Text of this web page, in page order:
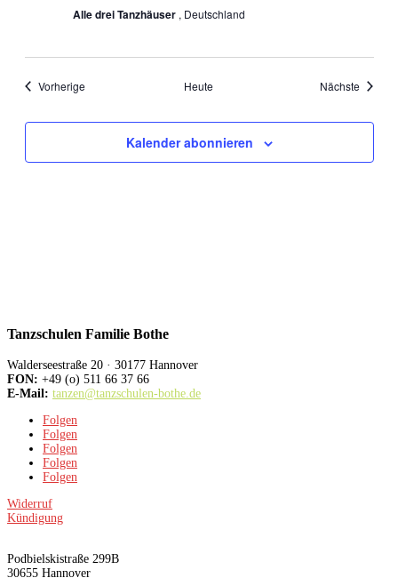
Alle drei Tanzhäuser , Deutschland
VorherigeVeranstaltungen Heute Nächste
Kalender abonnieren
Tanzschulen Familie Bothe
Walderseestraße 20 · 30177 Hannover
FON: +49 (o) 511 66 37 66
E-Mail: tanzen@tanzschulen-bothe.de
Folgen
Folgen
Folgen
Folgen
Folgen
Widerruf
Kündigung
Podbielskistraße 299B
30655 Hannover